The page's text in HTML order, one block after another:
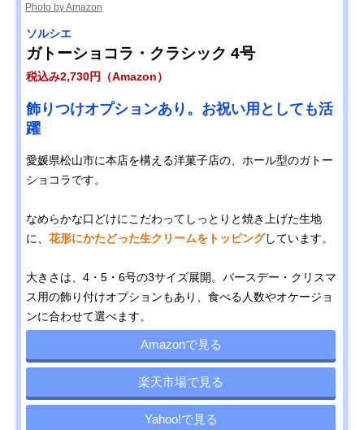
Photo by Amazon
ソルシエ
ガトーショコラ・クラシック 4号
税込み2,730円（Amazon）
飾りつけオプションあり。お祝い用としても活
躍
愛媛県松山市に本店を構える洋菓子店の、ホール型のガトー
ショコラです。
なめらかな口どけにこだわってしっとりと焼き上げた生地
に、 花形にかたどった生クリームをトッピングしています。
大きさは、4・5・6号の3サイズ展開。バースデー・クリスマ
ス用の飾り付けオプションもあり、食べる人数やオケージョ
ンに合わせて選べます。
Amazonで見る
楽天市場で見る
Yahoo!で見る